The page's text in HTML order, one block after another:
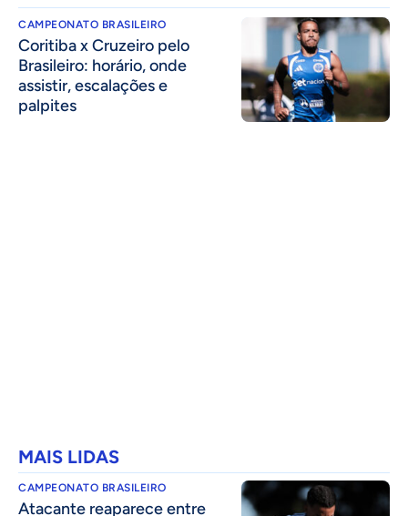
CAMPEONATO BRASILEIRO
Coritiba x Cruzeiro pelo
Brasileiro: horário, onde
assistir, escalações e
palpites
MAIS LIDAS
CAMPEONATO BRASILEIRO
Atacante reaparece entre